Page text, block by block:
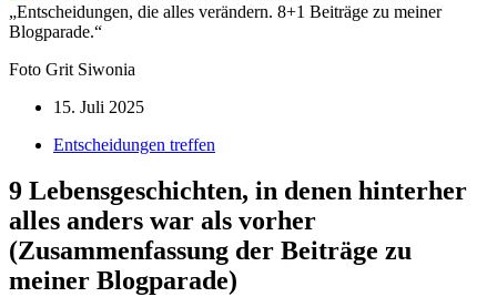
Foto Grit Siwonia
15. Juli 2025
Entscheidungen treffen
9 Lebensgeschichten, in denen hinterher
alles anders war als vorher
(Zusammenfassung der Beiträge zu
meiner Blogparade)